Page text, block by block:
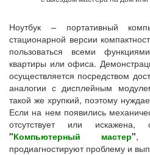
Ноутбук – портативный
стационарной версии
пользоваться всеми
квартиры или офиса.
осуществляется посредством
аналогии с дисплейным
такой же хрупкий, поэтому
Если на нем появились
отсутствует или искажена,
"Компьютерный мастер",
продиагностируют проблему и